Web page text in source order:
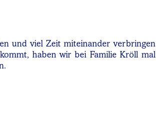
und viel Zeit miteinander verbringen
haben wir bei Familie Kröll mal